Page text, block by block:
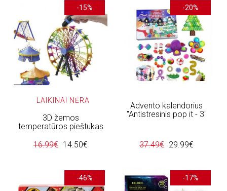
-15%
LAIKINAI NĖRA
3D žemos
temperatūros pieštukas
16.99€ 14.50€
-20%
Advento kalendorius
"Antistresinis pop it - 3"
37.49€ 29.99€
-46% -17%